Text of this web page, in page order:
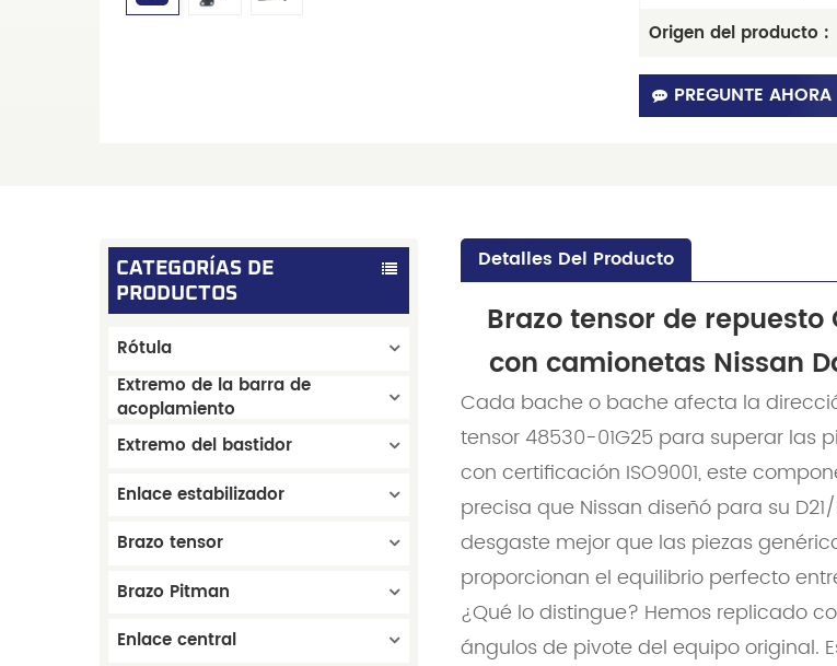
Origen del producto :
PREGUNTE AHORA
CATEGORÍAS DE
PRODUCTOS
Rótula
Extremo de la barra de
acoplamiento
Extremo del bastidor
Enlace estabilizador
Brazo tensor
Brazo Pitman
Enlace central
Detalles Del Producto
Brazo tensor de
con camionetas Nissan
Cada bache o bache afecta la
tensor 48530-01G25 para superar las
con certificación ISO9001, este
precisa que Nissan diseñó para su
desgaste mejor que las piezas
proporcionan el equilibrio perfecto
¿Qué lo distingue? Hemos replicado
ángulos de pivote del equipo original.